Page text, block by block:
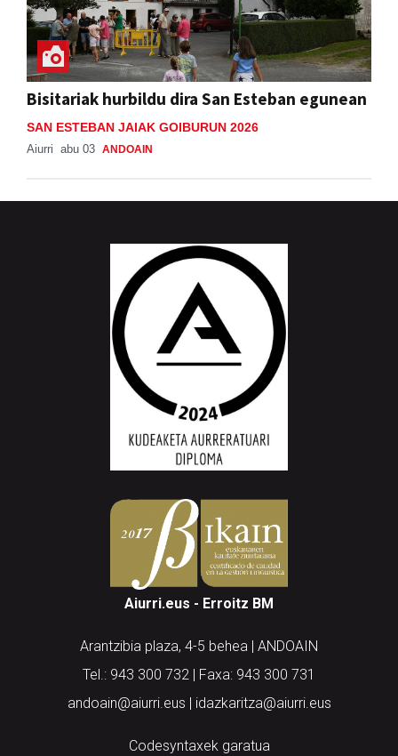
Bisitariak hurbildu dira San Esteban egunean
SAN ESTEBAN JAIAK GOIBURUN 2026
Aiurri abu 03 ANDOAIN
Aiurri.eus - Erroitz BM
Arantzibia plaza, 4-5 behea | ANDOAIN
Tel.: 943 300 732 | Faxa: 943 300 731
andoain@aiurri.eus | idazkaritza@aiurri.eus
Codesyntaxek garatua